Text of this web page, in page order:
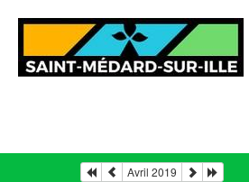
Avril 2019